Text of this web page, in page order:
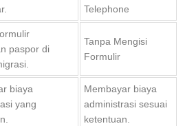
Telephone
paspor di
Tanpa Mengisi
Formulir
biaya
yang
Membayar biaya
administrasi sesuai
ketentuan.